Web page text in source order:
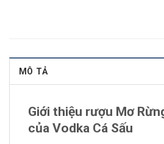
MÔ TẢ
Giới thiệu rượu Mơ
của Vodka Cá Sấu